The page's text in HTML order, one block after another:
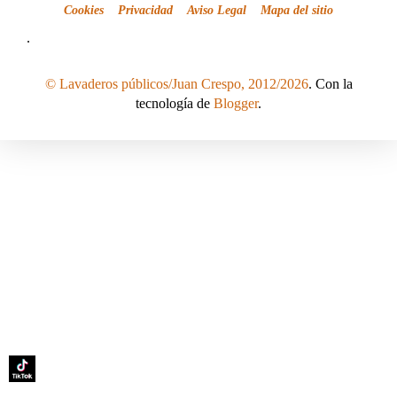
Cookies Privacidad Aviso Legal Mapa del sitio
.
© Lavaderos públicos/Juan Crespo, 2012/2026. Con la
tecnología de Blogger.